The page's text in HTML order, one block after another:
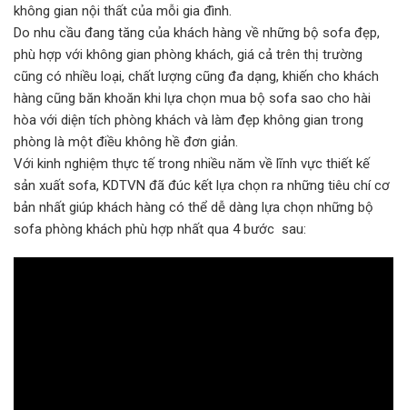
không gian nội thất của mỗi gia đình.
Do nhu cầu đang tăng của khách hàng về những bộ sofa đẹp,
phù hợp với không gian phòng khách, giá cả trên thị trường
cũng có nhiều loại, chất lượng cũng đa dạng, khiến cho khách
hàng cũng băn khoăn khi lựa chọn mua bộ sofa sao cho hài
hòa với diện tích phòng khách và làm đẹp không gian trong
phòng là một điều không hề đơn giản.
Với kinh nghiệm thực tế trong nhiều năm về lĩnh vực thiết kế
sản xuất sofa, KDTVN đã đúc kết lựa chọn ra những tiêu chí cơ
bản nhất giúp khách hàng có thể dễ dàng lựa chọn những bộ
sofa phòng khách phù hợp nhất qua 4 bước sau: